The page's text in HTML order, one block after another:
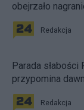
obejrzało
Redakcja
Parada słabości
przypomina
Redakcja